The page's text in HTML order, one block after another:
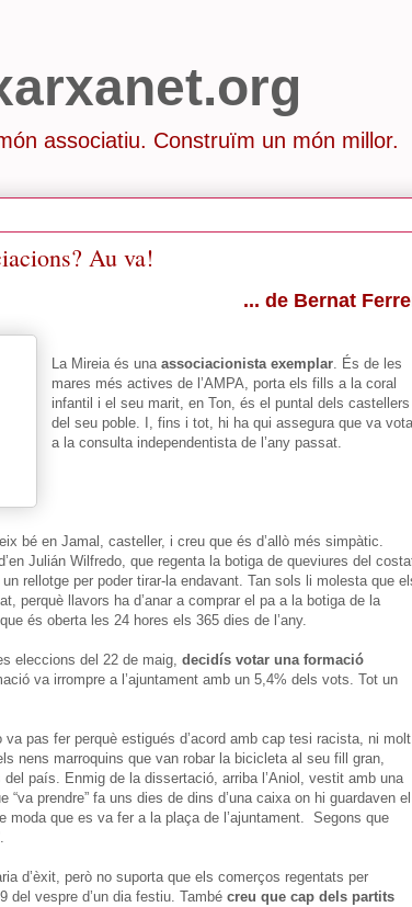
associatiu. Construïm un món millor.
Au va!
... de Bernat
La Mireia és una associacionista exemplar. És de les
mares més actives de l’AMPA, porta els fills a la coral
infantil i el seu marit, en Ton, és el puntal dels castellers
del seu poble. I, fins i tot, hi ha qui assegura que va
a la consulta independentista de l’any passat.
bé en Jamal, casteller, i creu que és d’allò més simpàtic.
Julián Wilfredo, que regenta la botiga de queviures del
rellotge per poder tirar-la endavant. Tan sols li molesta que
perquè llavors ha d’anar a comprar el pa a la botiga de la
és oberta les 24 hores els 365 dies de l’any.
eleccions del 22 de maig, decidís votar una formació
va irrompre a l’ajuntament amb un 5,4% dels vots. Tot un
va pas fer perquè estigués d’acord amb cap tesi racista, ni molt
nens marroquins que van robar la bicicleta al seu fill gran,
del país. Enmig de la dissertació, arriba l’Aniol, vestit amb una
“va prendre” fa uns dies de dins d’una caixa on hi guardaven el
moda que es va fer a la plaça de l’ajuntament. Segons que
d’èxit, però no suporta que els comerços regentats per
del vespre d’un dia festiu. També creu que cap dels partits